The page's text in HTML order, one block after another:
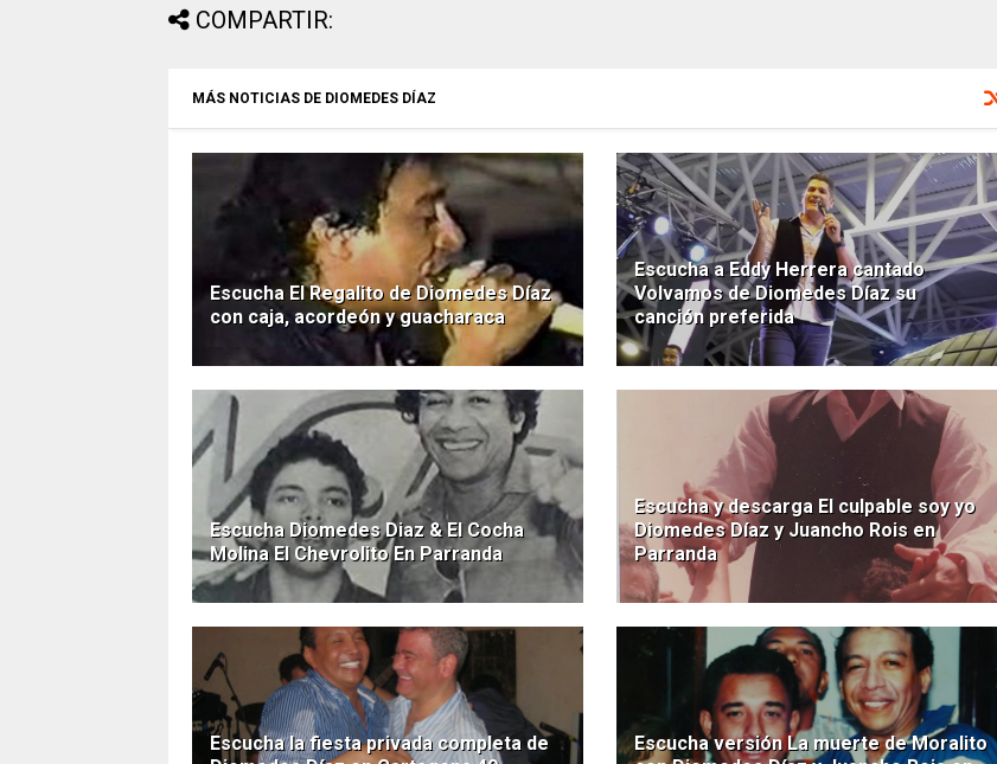
COMPARTIR:
MÁS NOTICIAS DE DIOMEDES DÍAZ
Escucha El Regalito de Diomedes Díaz
con caja, acordeón y guacharaca
Escucha a Eddy Herrera cantado
Volvamos de Diomedes Díaz su
canción preferida
Escucha Diomedes Diaz & El Cocha
Molina El Chevrolito En Parranda
Escucha y descarga El culpable soy yo
Diomedes Díaz y Juancho Rois en
Parranda
Escucha la fiesta privada completa de
Escucha versión La muerte de Moralito